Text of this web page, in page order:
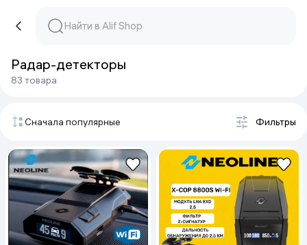
Радар-детекторы
83 товара
Сначала популярные Фильтры